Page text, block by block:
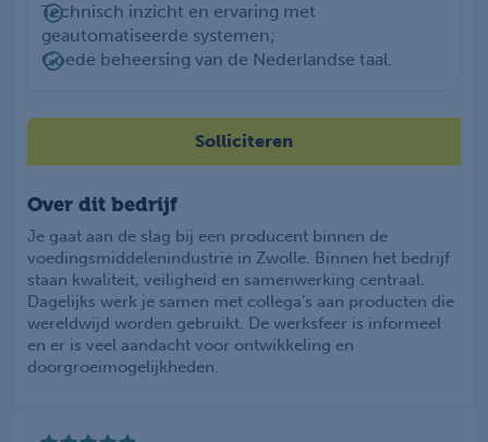
Technisch inzicht en ervaring met
geautomatiseerde systemen;
Goede beheersing van de Nederlandse taal.
Solliciteren
Over dit bedrijf
Je gaat aan de slag bij een producent binnen de
voedingsmiddelenindustrie in Zwolle. Binnen het bedrijf
staan kwaliteit, veiligheid en samenwerking centraal.
Dagelijks werk je samen met collega’s aan producten die
wereldwijd worden gebruikt. De werksfeer is informeel
en er is veel aandacht voor ontwikkeling en
doorgroeimogelijkheden.